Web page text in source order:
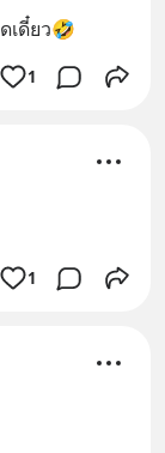
เดี๋ยว🤣
1
1